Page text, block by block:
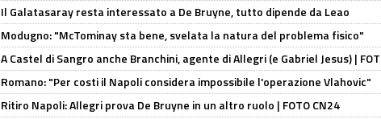
Il Galatasaray resta interessato a De Bruyne, tutto dipende da Leao
Modugno: "McTominay sta bene, svelata la natura del problema fisico"
A Castel di Sangro anche Branchini, agente di Allegri (e Gabriel Jesus) |
Romano: "Per costi il Napoli considera impossibile l'operazione Vlahovic"
Ritiro Napoli: Allegri prova De Bruyne in un altro ruolo | FOTO CN24